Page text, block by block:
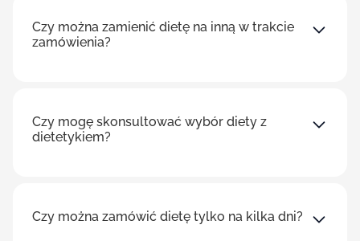
Czy można zamienić dietę na inną w trakcie
zamówienia?
Czy mogę skonsultować wybór diety z
dietetykiem?
Czy można zamówić dietę tylko na kilka dni?